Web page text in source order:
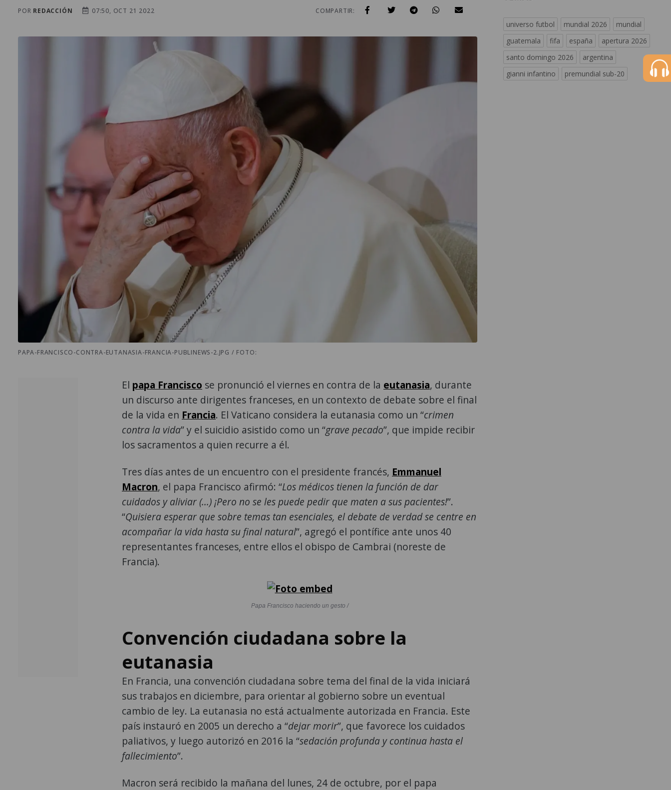
POR REDACCIÓN 07:50, OCT 21 2022 COMPARTIR:
PAPA-FRANCISCO-CONTRA-EUTANASIA-FRANCIA-PUBLINEWS-2.JPG / FOTO:
El papa Francisco se pronunció el viernes en contra de la eutanasia, durante
un discurso ante dirigentes franceses, en un contexto de debate sobre el final
de la vida en Francia. El Vaticano considera la eutanasia como un “crimen
contra la vida” y el suicidio asistido como un “grave pecado”, que impide recibir
los sacramentos a quien recurre a él.
Tres días antes de un encuentro con el presidente francés, Emmanuel
Macron, el papa Francisco afirmó: “Los médicos tienen la función de dar
cuidados y aliviar (...) ¡Pero no se les puede pedir que maten a sus pacientes!”.
“Quisiera esperar que sobre temas tan esenciales, el debate de verdad se centre en
acompañar la vida hasta su final natural”, agregó el pontífice ante unos 40
representantes franceses, entre ellos el obispo de Cambrai (noreste de
Francia).
Papa Francisco haciendo un gesto /
Convención ciudadana sobre la
eutanasia
En Francia, una convención ciudadana sobre tema del final de la vida iniciará
sus trabajos en diciembre, para orientar al gobierno sobre un eventual
cambio de ley. La eutanasia no está actualmente autorizada en Francia. Este
país instauró en 2005 un derecho a “dejar morir”, que favorece los cuidados
paliativos, y luego autorizó en 2016 la “sedación profunda y continua hasta el
fallecimiento”.
Macron será recibido la mañana del lunes, 24 de octubre, por el papa
universo futbol mundial 2026
mundial
guatemala
fifa españa
apertura 2026
santo domingo 2026
argentina
gianni infantino
premundial sub-20